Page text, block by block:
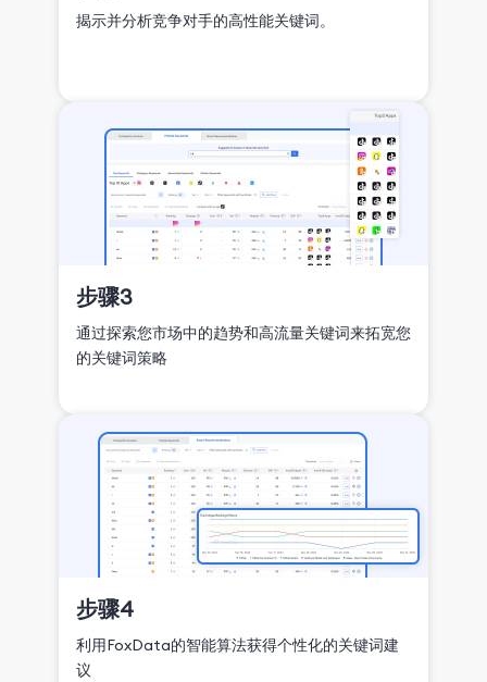
揭示并分析竞争对手的高性能关键词。
步骤3
通过探索您市场中的趋势和高流量关键词来拓宽您
的关键词策略
步骤4
利用FoxData的智能算法获得个性化的关键词建
议